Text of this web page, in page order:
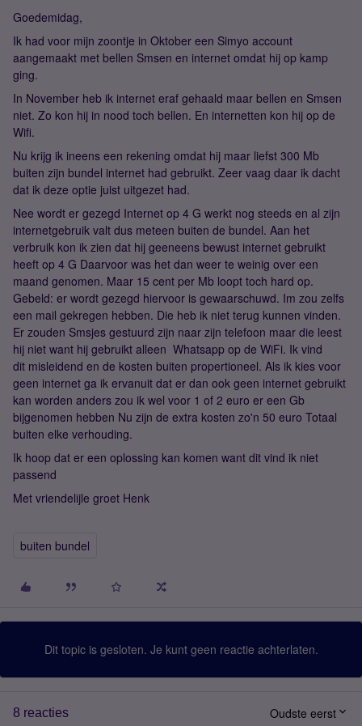
Goedemidag,
Ik had voor mijn zoontje in Oktober een Simyo account
aangemaakt met bellen Smsen en internet omdat hij op kamp
ging.
In November heb ik internet eraf gehaald maar bellen en Smsen
niet. Zo kon hij in nood toch bellen. En internetten kon hij op de
Wifi.
Nu krijg ik ineens een rekening omdat hij maar liefst 300 Mb
buiten zijn bundel internet had gebruikt. Zeer vaag daar ik dacht
dat ik deze optie juist uitgezet had.
Nee wordt er gezegd Internet op 4 G werkt nog steeds en al zijn
internetgebruik valt dus meteen buiten de bundel. Aan het
verbruik kon ik zien dat hij geeneens bewust internet gebruikt
heeft op 4 G Daarvoor was het dan weer te weinig over een
maand genomen. Maar 15 cent per Mb loopt toch hard op.
Gebeld: er wordt gezegd hiervoor is gewaarschuwd. Im zou zelfs
een mail gekregen hebben. Die heb ik niet terug kunnen vinden.
Er zouden Smsjes gestuurd zijn naar zijn telefoon maar die leest
hij niet want hij gebruikt alleen Whatsapp op de WiFi. Ik vind
dit misleidend en de kosten buiten propertioneel. Als ik kies voor
geen internet ga ik ervanuit dat er dan ook geen internet gebruikt
kan worden anders zou ik wel voor 1 of 2 euro er een Gb
bijgenomen hebben Nu zijn de extra kosten zo'n 50 euro Totaal
buiten elke verhouding.
Ik hoop dat er een oplossing kan komen want dit vind ik niet
passend
Met vriendelijle groet Henk
buiten bundel
Dit topic is gesloten. Je kunt geen reactie achterlaten.
8 reacties Oudste eerst